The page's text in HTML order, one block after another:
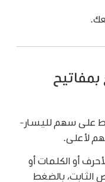
على سهم لليسار-
لأعلى.
أو الكلمات أو
الثابت، بالضغط